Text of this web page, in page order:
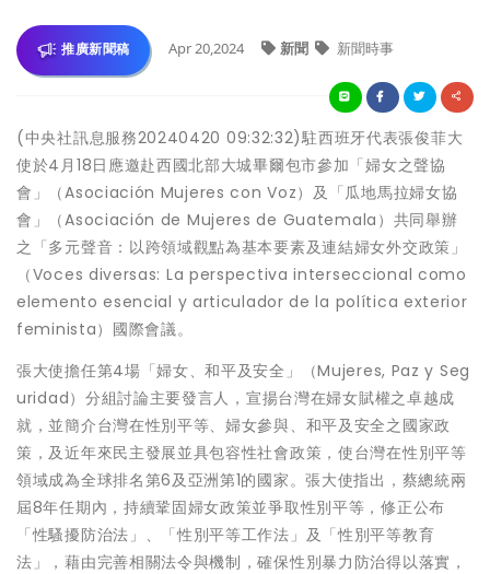
推廣新聞稿 Apr 20,2024 新聞 新聞時事
(中央社訊息服務20240420 09:32:32)駐西班牙代表張俊菲大
使於4月18日應邀赴西國北部大城畢爾包市參加「婦女之聲協
會」（Asociación Mujeres con Voz）及「瓜地馬拉婦女協
會」（Asociación de Mujeres de Guatemala）共同舉辦
之「多元聲音：以跨領域觀點為基本要素及連結婦女外交政策」
（Voces diversas: La perspectiva interseccional como
elemento esencial y articulador de la política exterior
feminista）國際會議。
張大使擔任第4場「婦女、和平及安全」（Mujeres, Paz y Seg
uridad）分組討論主要發言人，宣揚台灣在婦女賦權之卓越成
就，並簡介台灣在性別平等、婦女參與、和平及安全之國家政
策，及近年來民主發展並具包容性社會政策，使台灣在性別平等
領域成為全球排名第6及亞洲第1的國家。張大使指出，蔡總統兩
屆8年任期內，持續鞏固婦女政策並爭取性別平等，修正公布
「性騷擾防治法」、「性別平等工作法」及「性別平等教育
法」，藉由完善相關法令與機制，確保性別暴力防治得以落實，